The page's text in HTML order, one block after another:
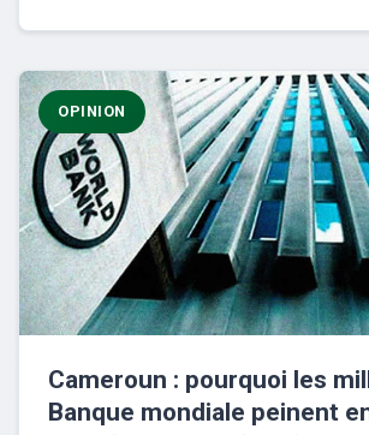
OPINION
Cameroun : pourquoi les
Banque mondiale peinent